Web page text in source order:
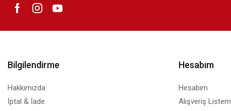
Bilgilendirme
Hakkımızda
İptal & İade
Hesabım
Hesabım
Alışveriş Listem